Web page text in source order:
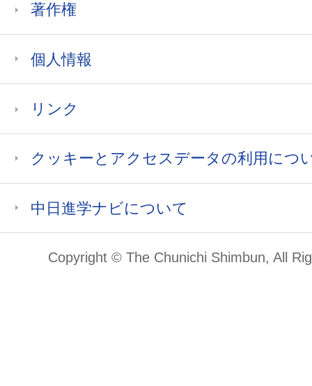
著作権
個人情報
リンク
クッキーとアクセスデータの利用につ
中日進学ナビについて
Copyright © The Chunichi Shimbun, All